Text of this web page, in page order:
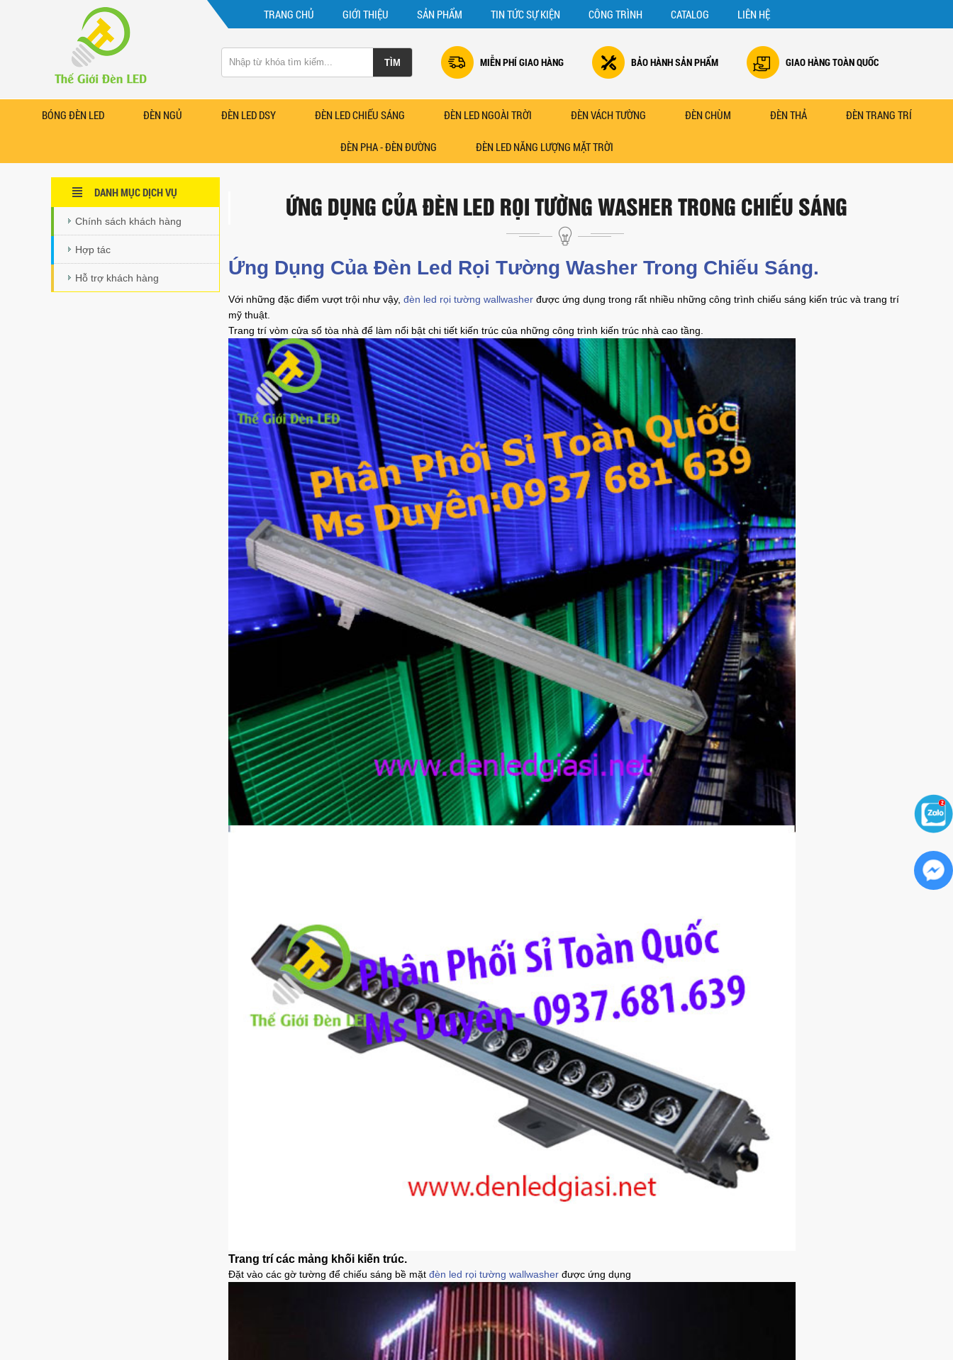
MIỄN PHÍ GIAO HÀNG BẢO HÀNH SẢN PHẨM GIAO HÀNG TOÀN QUỐC
TRANG CHỦ GIỚI THIỆU SẢN PHẨM TIN TỨC SỰ KIỆN CÔNG TRÌNH CATALOG LIÊN HỆ
BÓNG ĐÈN LED ĐÈN NGỦ ĐÈN LED DSY ĐÈN LED CHIẾU SÁNG ĐÈN LED NGOÀI TRỜI ĐÈN VÁCH TƯỜNG ĐÈN CHÙM ĐÈN THẢ ĐÈN TRANG TRÍ
ĐÈN PHA - ĐÈN ĐƯỜNG ĐÈN LED NĂNG LƯỢNG MẶT TRỜI
DANH MỤC DỊCH VỤ
Chính sách khách hàng
Hợp tác
Hỗ trợ khách hàng
ỨNG DỤNG CỦA ĐÈN LED RỌI TƯỜNG WASHER TRONG CHIẾU SÁNG
Ứng Dụng Của Đèn Led Rọi Tường Washer Trong Chiếu Sáng.
Với những đặc điểm vượt trội như vậy, đèn led rọi tường wallwasher được ứng dụng trong rất nhiều những công trình chiếu sáng kiến trúc và trang trí
mỹ thuật.
Trang trí vòm cửa sổ tòa nhà để làm nổi bật chi tiết kiến trúc của những công trình kiến trúc nhà cao tầng.
Trang trí các mảng khối kiến trúc.
Đặt vào các gờ tường để chiếu sáng bề mặt đèn led rọi tường wallwasher được ứng dụng